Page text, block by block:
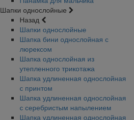
Шапки однослойные
Назад
Шапки однослойные
Шапка бини однослойная с
люрексом
Шапка однослойная из
утепленного трикотажа
Шапка удлиненная однослойная
с принтом
Шапка удлиненная однослойная
с серебристым напылением
Шапка удлиненная однослойная